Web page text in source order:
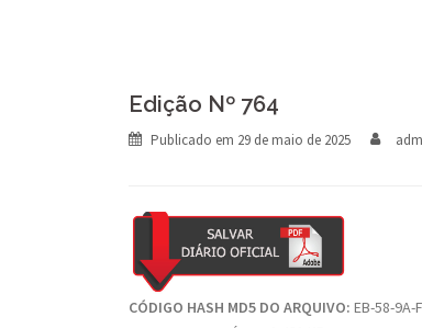
Edição Nº 764
Publicado em 29 de maio de 2025
CÓDIGO HASH MD5 DO ARQUIVO: EB-58-9A-